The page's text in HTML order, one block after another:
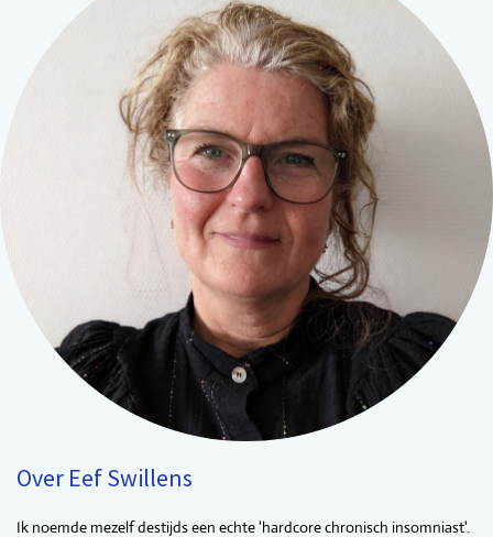
Over Eef Swillens
Ik noemde mezelf destijds een echte 'hardcore chronisch insomniast'.